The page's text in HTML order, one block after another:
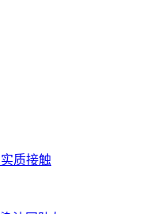
质接触